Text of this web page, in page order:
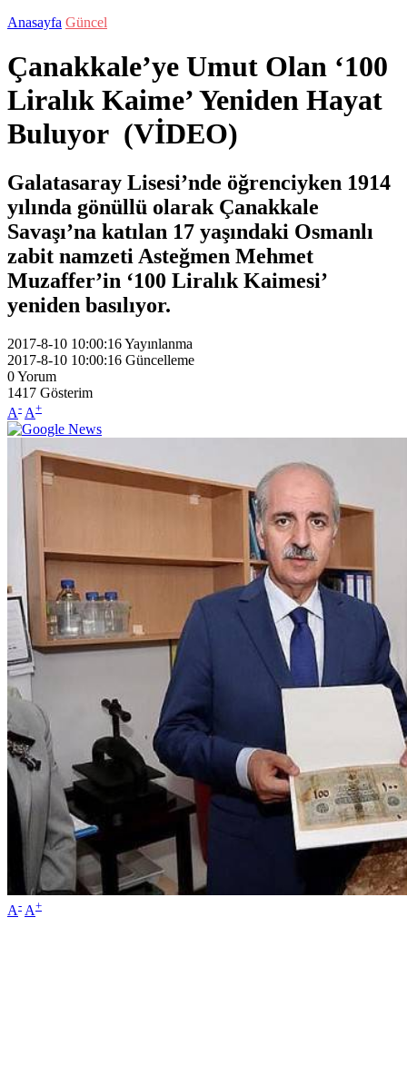
Anasayfa Güncel
Çanakkale’ye Umut Olan ‘100
Liralık Kaime’ Yeniden Hayat
Buluyor (VİDEO)
Galatasaray Lisesi’nde öğrenciyken 1914
yılında gönüllü olarak Çanakkale
Savaşı’na katılan 17 yaşındaki Osmanlı
zabit namzeti Asteğmen Mehmet
Muzaffer’in ‘100 Liralık Kaimesi’
yeniden basılıyor.
2017-8-10 10:00:16Yayınlanma
2017-8-10 10:00:16 Güncelleme
0Yorum
1417 Gösterim
A- A+
A- A+